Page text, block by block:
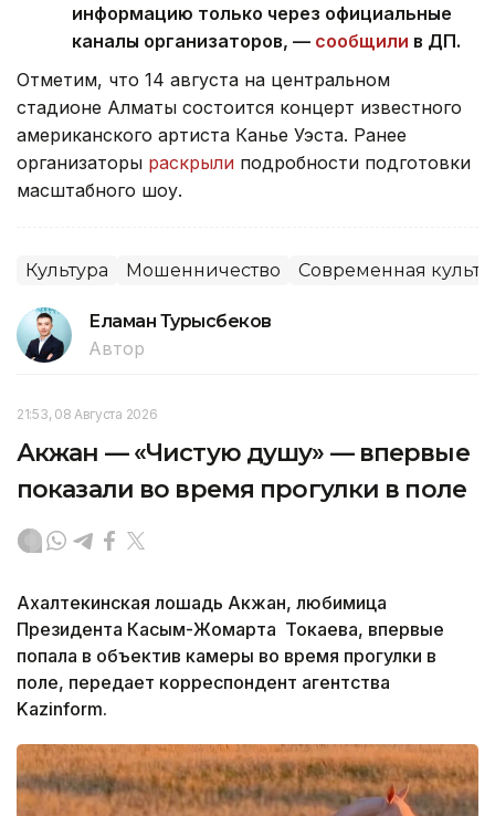
информацию только через официальные
каналы организаторов, — сообщили в ДП.
Отметим, что 14 августа на центральном
стадионе Алматы состоится концерт известного
американского артиста Канье Уэста. Ранее
организаторы раскрыли подробности подготовки
масштабного шоу.
Культура Мошенничество Современная
Еламан Турысбеков
Автор
21:53, 08 Августа 2026
Акжан — «Чистую душу» — впервые
показали во время прогулки в поле
Ахалтекинская лошадь Акжан, любимица
Президента Касым-Жомарта Токаева, впервые
попала в объектив камеры во время прогулки в
поле, передает корреспондент агентства
Kazinform.